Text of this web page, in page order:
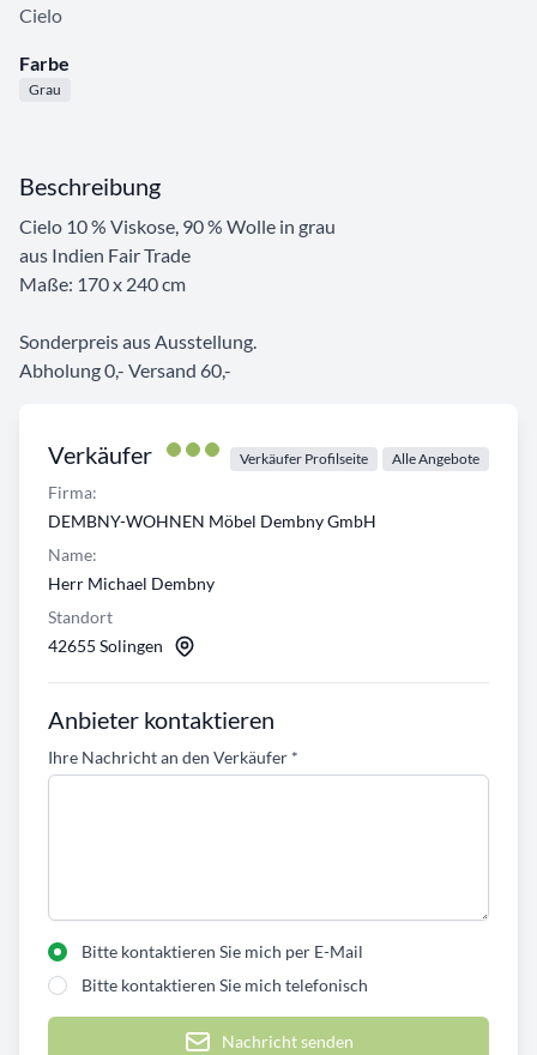
Cielo
Farbe
Grau
Verkäufer Verkäufer Profilseite Alle Angebote
Firma:
DEMBNY-WOHNEN Möbel Dembny GmbH
Name:
Herr Michael Dembny
Standort
42655 Solingen
Anbieter kontaktieren
Ihre Nachricht an den Verkäufer *
Bitte kontaktieren Sie mich per E-Mail
Bitte kontaktieren Sie mich telefonisch
Nachricht senden
Beschreibung
Cielo 10 % Viskose, 90 % Wolle in grau
aus Indien Fair Trade
Maße: 170 x 240 cm
Sonderpreis aus Ausstellung.
Abholung 0,- Versand 60,-